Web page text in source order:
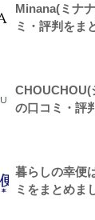
Minana(ミナ
ミ・評判をま
CHOUCHOU(
の口コミ・評
暮らしの幸便
ミをまとめま